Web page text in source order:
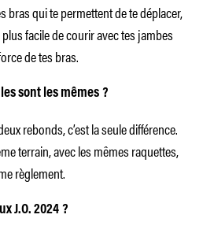
bras qui te permettent de te déplacer,
facile de courir avec tes jambes
de tes bras.
sont les mêmes ?
rebonds, c’est la seule différence.
terrain, avec les mêmes raquettes,
règlement.
J.O. 2024 ?